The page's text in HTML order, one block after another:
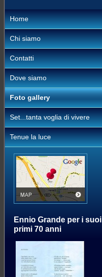
Home
Chi siamo
Contatti
Dove siamo
Foto gallery
Set...tanta voglia di vivere
Tenue la luce
Ennio Grande per i suoi
primi 70 anni